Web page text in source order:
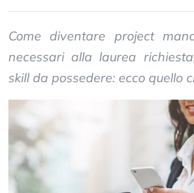
Come diventare project
necessari alla laurea
skill da possedere: ecco quello